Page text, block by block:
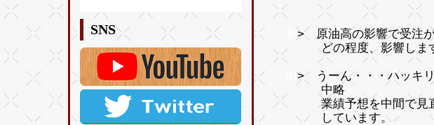
SNS
> 原油高の影響で受注
どの程度、影響しま
IR> うーん・・・ハッキリ
中略
業績予想を中間で見直
しています。